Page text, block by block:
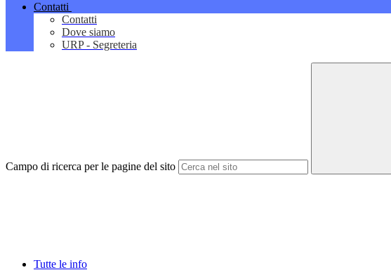
Contatti
Contatti
Dove siamo
URP - Segreteria
Campo di ricerca per le pagine del sito
Tutte le info